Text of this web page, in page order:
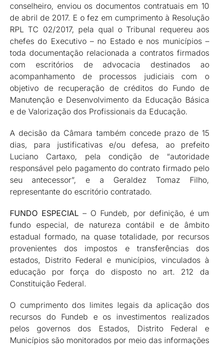
conselheiro, enviou os documentos contratuais em 10
de abril de 2017. E o fez em cumprimento à Resolução
RPL TC 02/2017, pela qual o Tribunal requereu aos
chefes do Executivo – no Estado e nos municípios –
toda documentação relacionada a contratos firmados
com escritórios de advocacia destinados ao
acompanhamento de processos judiciais com o
objetivo de recuperação de créditos do Fundo de
Manutenção e Desenvolvimento da Educação Básica
e de Valorização dos Profissionais da Educação.
A decisão da Câmara também concede prazo de 15
dias, para justificativas e/ou defesa, ao prefeito
Luciano Cartaxo, pela condição de “autoridade
responsável pelo pagamento do contrato firmado pelo
seu antecessor”, e a Geraldez Tomaz Filho,
representante do escritório contratado.
FUNDO ESPECIAL – O Fundeb, por definição, é um
fundo especial, de natureza contábil e de âmbito
estadual formado, na quase totalidade, por recursos
provenientes dos impostos e transferências dos
estados, Distrito Federal e municípios, vinculados à
educação por força do disposto no art. 212 da
Constituição Federal.
O cumprimento dos limites legais da aplicação dos
recursos do Fundeb e os investimentos realizados
pelos governos dos Estados, Distrito Federal e
Municípios são monitorados por meio das informações